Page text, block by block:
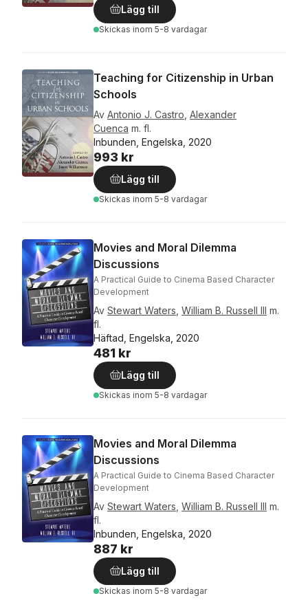
Lägg till
Skickas inom 5-8 vardagar
Teaching for Citizenship in Urban
Schools
Av Antonio J. Castro Alexander
Cuenca m. fl.
Inbunden, Engelska, 2020
993 kr
Lägg till
Skickas inom 5-8 vardagar
Movies and Moral Dilemma
Discussions
A Practical Guide to Cinema Based Character
Development
Av Stewart Waters William B. Russell III m.
fl.
Häftad, Engelska, 2020
481 kr
Lägg till
Skickas inom 5-8 vardagar
Movies and Moral Dilemma
Discussions
A Practical Guide to Cinema Based Character
Development
Av Stewart Waters William B. Russell III m.
fl.
Inbunden, Engelska, 2020
887 kr
Lägg till
Skickas inom 5-8 vardagar